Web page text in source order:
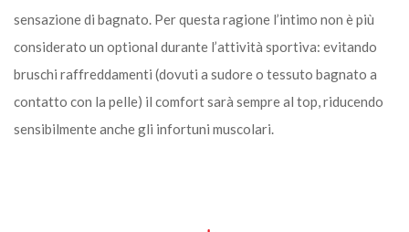
sensazione di bagnato. Per questa ragione l’intimo non è più
considerato un optional durante l’attività sportiva: evitando
bruschi raffreddamenti (dovuti a sudore o tessuto bagnato a
contatto con la pelle) il comfort sarà sempre al top, riducendo
sensibilmente anche gli infortuni muscolari.